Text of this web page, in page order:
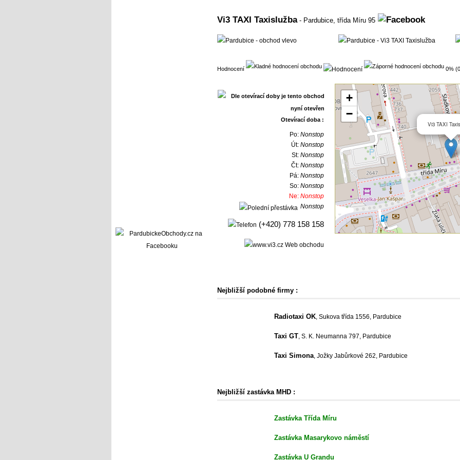
Vi3 TAXI Taxislužba- Pardubice, třída Míru 95
Hodnocení 0%
Otevírací doba :
Po: Nonstop
Út: Nonstop
St: Nonstop
Čt: Nonstop
Pá: Nonstop
So: Nonstop
Ne: Nonstop
Nonstop
(+420) 778 158 158
Web obchodu
Vi3 TAXI
+
−
Nejbližší podobné firmy :
Radiotaxi OK, Sukova třída 1556, Pardubice
Taxi GT, S. K. Neumanna 797, Pardubice
Taxi Simona, Jožky Jabůrkové 262, Pardubice
Nejbližší zastávka MHD :
Zastávka Třída Míru
Zastávka Masarykovo náměstí
Zastávka U Grandu